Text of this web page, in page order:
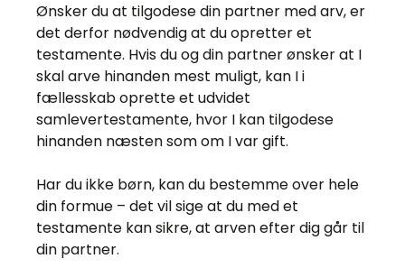
Ønsker du at tilgodese din partner med arv, er
det derfor nødvendig at du opretter et
testamente. Hvis du og din partner ønsker at I
skal arve hinanden mest muligt, kan I i
fællesskab oprette et udvidet
samlevertestamente, hvor I kan tilgodese
hinanden næsten som om I var gift.
Har du ikke børn, kan du bestemme over hele
din formue – det vil sige at du med et
testamente kan sikre, at arven efter dig går til
din partner.